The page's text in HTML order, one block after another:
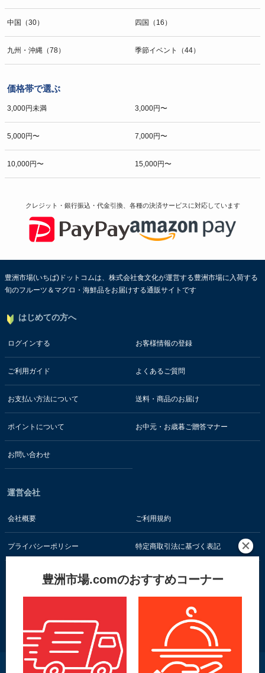
中国（30） 四国（16）
九州・沖縄（78） 季節イベント（44）
価格帯で選ぶ
3,000円未満 3,000円〜
5,000円〜 7,000円〜
10,000円〜 15,000円〜
クレジット・銀行振込・代金引換、各種の決済サービスに対応しています
豊洲市場(いちば)ドットコムは、株式会社食文化が運営する豊洲市場に入荷する
旬のフルーツ＆マグロ・海鮮品をお届けする通販サイトです
はじめての方へ
ログインする お客様情報の登録
ご利用ガイド よくあるご質問
お支払い方法について 送料・商品のお届け
ポイントについて お中元・お歳暮ご贈答マナー
お問い合わせ
運営会社
会社概要 ご利用規約
プライバシーポリシー 特定商取引法に基づく表記
お客様の情報はSSL暗号通信技術で保護されています
豊洲市場.comのおすすめコーナー